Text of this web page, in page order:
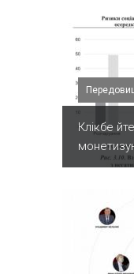
Клікбе